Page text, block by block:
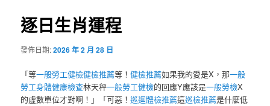
逐日生肖運程
發佈日期:2026 年 2 月 28 日
「等一般勞工健檢健檢推薦等！健檢推薦如果我的愛是X，那一般
勞工身體健康檢查林天秤一般勞工健檢的回應Y應該是一般勞檢X
的虛數單位才對啊！」「可惡！巡迴體檢推薦這巡檢推薦是什麼低